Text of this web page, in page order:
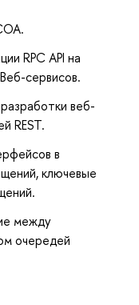
RPC API на
сервисов.
веб-
REST.
в
ключевые
между
очередей